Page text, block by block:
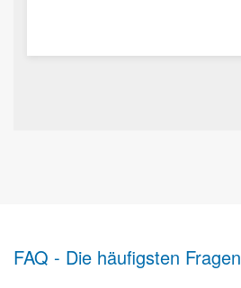
FAQ - Die häufigsten Fragen